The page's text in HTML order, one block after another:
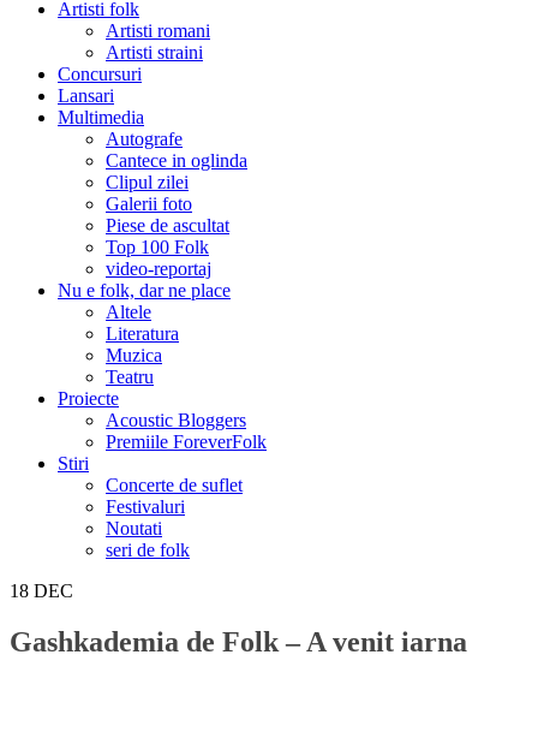
Artisti folk
Artisti romani
Artisti straini
Concursuri
Lansari
Multimedia
Autografe
Cantece in oglinda
Clipul zilei
Galerii foto
Piese de ascultat
Top 100 Folk
video-reportaj
Nu e folk, dar ne place
Altele
Literatura
Muzica
Teatru
Proiecte
Acoustic Bloggers
Premiile ForeverFolk
Stiri
Concerte de suflet
Festivaluri
Noutati
seri de folk
18 DEC
Gashkademia de Folk – A venit iarna